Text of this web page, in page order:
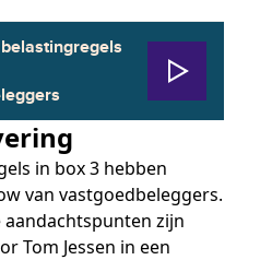
in box 3 hebben
van vastgoedbeleggers.
zijn
Tom Jessen in een